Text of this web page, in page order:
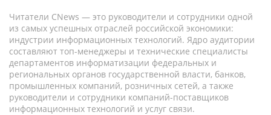
Читатели CNews — это руководители и сотрудники одной
из самых успешных отраслей российской экономики:
индустрии информационных технологий. Ядро аудитории
составляют топ-менеджеры и технические специалисты
департаментов информатизации федеральных и
региональных органов государственной власти, банков,
промышленных компаний, розничных сетей, а также
руководители и сотрудники компаний-поставщиков
информационных технологий и услуг связи.